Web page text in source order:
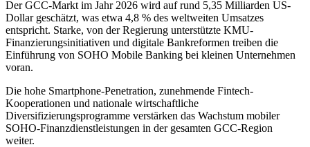
Der GCC-Markt im Jahr 2026 wird auf rund 5,35 Milliarden US-
Dollar geschätzt, was etwa 4,8 % des weltweiten Umsatzes
entspricht. Starke, von der Regierung unterstützte KMU-
Finanzierungsinitiativen und digitale Bankreformen treiben die
Einführung von SOHO Mobile Banking bei kleinen Unternehmen
voran.
Die hohe Smartphone-Penetration, zunehmende Fintech-
Kooperationen und nationale wirtschaftliche
Diversifizierungsprogramme verstärken das Wachstum mobiler
SOHO-Finanzdienstleistungen in der gesamten GCC-Region
weiter.